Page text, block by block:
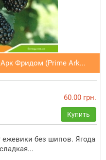
Фридом (Prime Ark...
60.00 грн.
Купить
без шипов. Ягода